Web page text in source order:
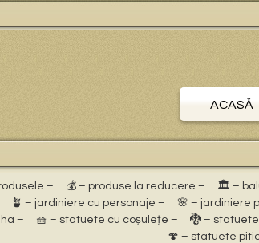
ACASĂ
– 💰 – produse la reducere – 🏛 –
🪴 – jardiniere cu personaje – 🌸 – jardiniere
–
🧺 – statuete cu coșulețe – 🐉 –
🍄 – statuete